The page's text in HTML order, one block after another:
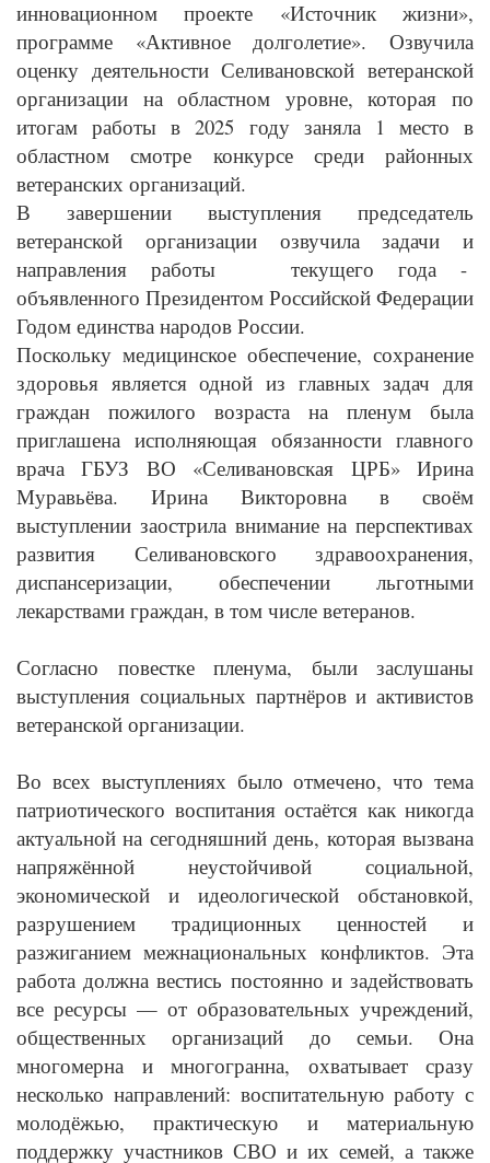
инновационном проекте «Источник жизни»,
программе «Активное долголетие». Озвучила
оценку деятельности Селивановской ветеранской
организации на областном уровне, которая по
итогам работы в 2025 году заняла 1 место в
областном смотре конкурсе среди районных
ветеранских организаций.
В завершении выступления председатель
ветеранской организации озвучила задачи и
направления работы текущего года -
объявленного Президентом Российской Федерации
Годом единства народов России.
Поскольку медицинское обеспечение, сохранение
здоровья является одной из главных задач для
граждан пожилого возраста на пленум была
приглашена исполняющая обязанности главного
врача ГБУЗ ВО «Селивановская ЦРБ» Ирина
Муравьёва. Ирина Викторовна в своём
выступлении заострила внимание на перспективах
развития Селивановского здравоохранения,
диспансеризации, обеспечении льготными
лекарствами граждан, в том числе ветеранов.
Согласно повестке пленума, были заслушаны
выступления социальных партнёров и активистов
ветеранской организации.
Во всех выступлениях было отмечено, что тема
патриотического воспитания остаётся как никогда
актуальной на сегодняшний день, которая вызвана
напряжённой неустойчивой социальной,
экономической и идеологической обстановкой,
разрушением традиционных ценностей и
разжиганием межнациональных конфликтов. Эта
работа должна вестись постоянно и задействовать
все ресурсы — от образовательных учреждений,
общественных организаций до семьи. Она
многомерна и многогранна, охватывает сразу
несколько направлений: воспитательную работу с
молодёжью, практическую и материальную
поддержку участников СВО и их семей, а также